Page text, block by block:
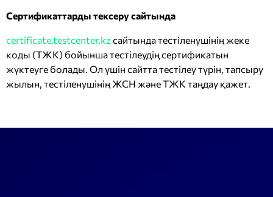
Сертификаттарды тексеру сайтында
certificate.testcenter.kzсайтында тестіленушінің жеке
коды (ТЖК) бойынша тестілеудің сертификатын
жүктеуге болады. Ол үшін сайтта тестілеу түрін, тапсыру
жылын, тестіленушінің ЖСН және ТЖК таңдау қажет.